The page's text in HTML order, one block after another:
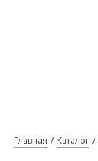
Главная Каталог